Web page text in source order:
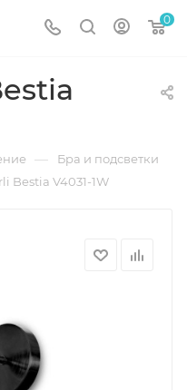
0
— Бра и подсветки
Bestia V4031-1W